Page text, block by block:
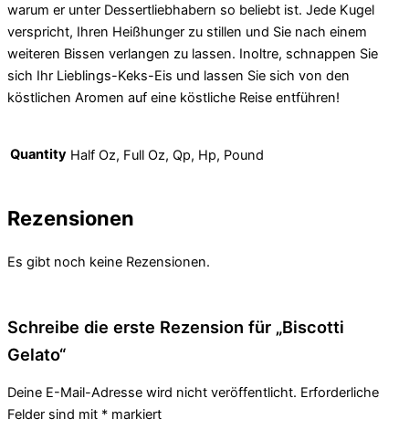
warum er unter Dessertliebhabern so beliebt ist. Jede Kugel
verspricht, Ihren Heißhunger zu stillen und Sie nach einem
weiteren Bissen verlangen zu lassen. Inoltre, schnappen Sie
sich Ihr Lieblings-Keks-Eis und lassen Sie sich von den
köstlichen Aromen auf eine köstliche Reise entführen!
Quantity Half Oz, Full Oz, Qp, Hp, Pound
Rezensionen
Es gibt noch keine Rezensionen.
Schreibe die erste Rezension für „Biscotti
Gelato“
Deine E-Mail-Adresse wird nicht veröffentlicht. Erforderliche
Felder sind mit * markiert